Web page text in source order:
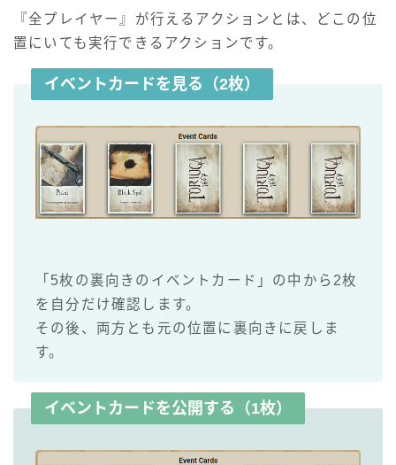
『全プレイヤー』が行えるアクションとは、どこの位
置にいても実行できるアクションです。
イベントカードを見る（2枚）
「5枚の裏向きのイベントカード」の中から2枚
を自分だけ確認します。
その後、両方とも元の位置に裏向きに戻しま
す。
イベントカードを公開する（1枚）